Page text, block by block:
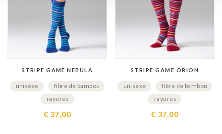
STRIPE GAME NEBULA
unisexe
fibre de bambou
rayures
€ 37,00
STRIPE GAME ORION
unisexe
fibre de bambou
rayures
€ 37,00